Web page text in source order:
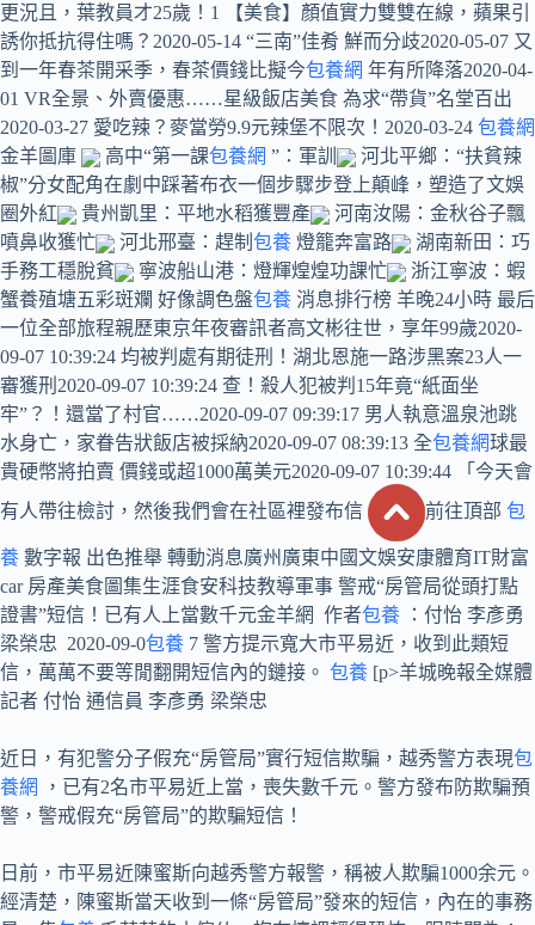
更況且，葉教員才25歲！1 【美食】顏值實力雙雙在線，蘋果引
誘你抵抗得住嗎？2020-05-14 “三南”佳肴 鮮而分歧2020-05-07 又
到一年春茶開采季，春茶價錢比擬今包養網 年有所降落2020-04-
01 VR全景、外賣優惠……星級飯店美食 為求“帶貨”名堂百出
2020-03-27 愛吃辣？麥當勞9.9元辣堡不限次！2020-03-24 包養網
金羊圖庫
高中“第一課包養網 ”：軍訓
河北平鄉：“扶貧辣
椒”分女配角在劇中踩著布衣一個步驟步登上顛峰，塑造了文娛
圈外紅
貴州凱里：平地水稻獲豐產
河南汝陽：金秋谷子飄
噴鼻收獲忙
河北邢臺：趕制 包養 燈籠奔富路
湖南新田：巧
手務工穩脫貧
寧波船山港：燈輝煌煌功課忙
浙江寧波：蝦
蟹養殖塘五彩斑斕 好像調色盤包養 消息排行榜 羊晚24小時 最后
一位全部旅程親歷東京年夜審訊者高文彬往世，享年99歲2020-
09-07 10:39:24 均被判處有期徒刑！湖北恩施一路涉黑案23人一
審獲刑2020-09-07 10:39:24 查！殺人犯被判15年竟“紙面坐
牢”？！還當了村官……2020-09-07 09:39:17 男人執意溫泉池跳
水身亡，家眷告狀飯店被採納2020-09-07 08:39:13 全包養網球最
貴硬幣將拍賣 價錢或超1000萬美元2020-09-07 10:39:44 「今天會
有人帶往檢討，然後我們會在社區裡發布信
前往頂部 包
養 數字報 出色推舉 轉動消息廣州廣東中國文娛安康體育IT財富
car 房產美食圖集生涯食安科技教導軍事 警戒“房管局從頭打點
證書”短信！已有人上當數千元金羊網 作者包養 ：付怡 李彥勇
梁榮忠 2020-09-0包養 7 警方提示寬大市平易近，收到此類短
信，萬萬不要等閒翻開短信內的鏈接。 包養 [p>羊城晚報全媒體
記者 付怡 通信員 李彥勇 梁榮忠
近日，有犯警分子假充“房管局”實行短信欺騙，越秀警方表現包
養網
，已有2名市平易近上當，喪失數千元。警方發布防欺騙預
警，警戒假充“房管局”的欺騙短信！
日前，市平易近陳蜜斯向越秀警方報警，稱被人欺騙1000余元。
經清楚，陳蜜斯當天收到一條“房管局”發來的短信，內在的事務